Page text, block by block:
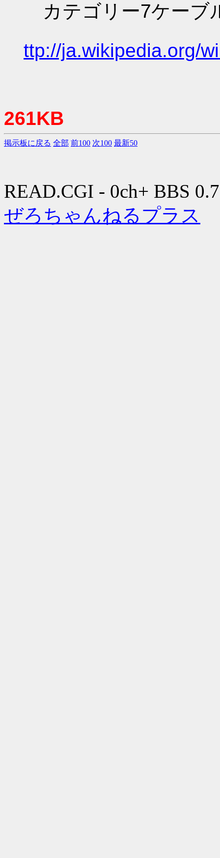
カテゴリー7ケーブ
ttp://ja.wikipedia.org/
261KB
掲示板に戻る 全部 前100 次100 最新50
READ.CGI - 0ch+ BBS
ぜろちゃんねるプラス